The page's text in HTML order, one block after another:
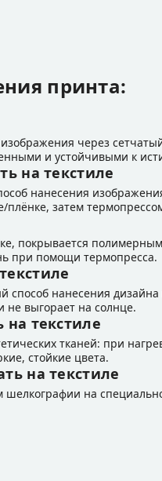
принта:
через
и устойчивыми к
на текстиле
нанесения
затем
покрывается
при помощи термопресса.
нанесения
не выгорает на солнце.
текстиле
тканей: при
стойкие цвета.
на текстиле
на